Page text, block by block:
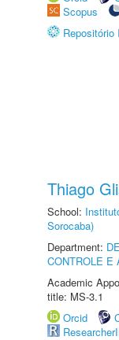
Scopus
Thiago
School:
Sorocaba)
Department:
CONTROLE E
Academic
title: MS-3.1
Orcid